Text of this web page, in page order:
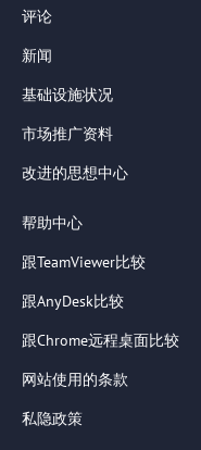
评论
新闻
基础设施状况
市场推广资料
改进的思想中心
帮助中心
跟TeamViewer比较
跟AnyDesk比较
跟Chrome远程桌面比较
网站使用的条款
私隐政策